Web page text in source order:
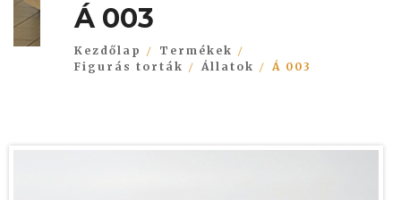
Á 003
Kezdőlap
Termékek
Figurás torták
Állatok Á 003